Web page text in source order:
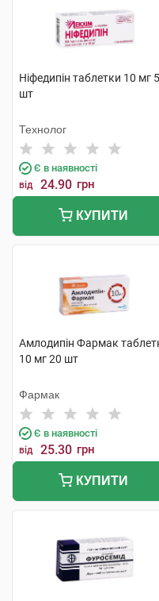
Ніфедипін таблетки 10 мг
шт
Технолог
Є в наявності
від 24.90 грн
КУПИТИ
Амлодипін Фармак
10 мг 20 шт
Фармак
Є в наявності
від 25.30 грн
КУПИТИ